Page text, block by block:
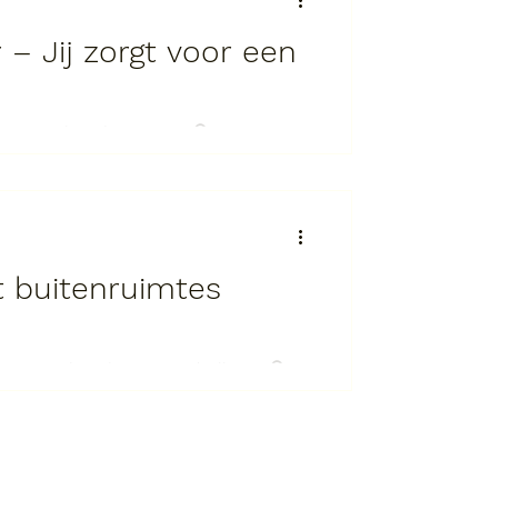
– Jij zorgt voor een
buitenruimtes
Parttime/Fulltime 🔍